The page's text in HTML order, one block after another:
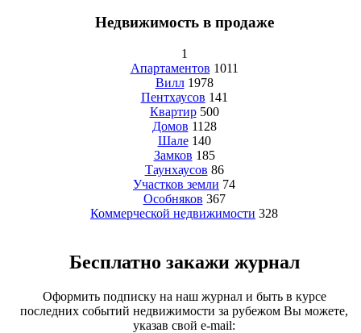
Недвижимость в продаже
1
Апартаментов 1011
Вилл 1978
Пентхаусов 141
Квартир 500
Домов 1128
Шале 140
Замков 185
Таунхаусов 86
Участков земли 74
Особняков 367
Коммерческой недвижимости 328
Бесплатно закажи журнал
Оформить подписку на наш журнал и быть в курсе
последних событий недвижимости за рубежом Вы можете,
указав свой e-mail: